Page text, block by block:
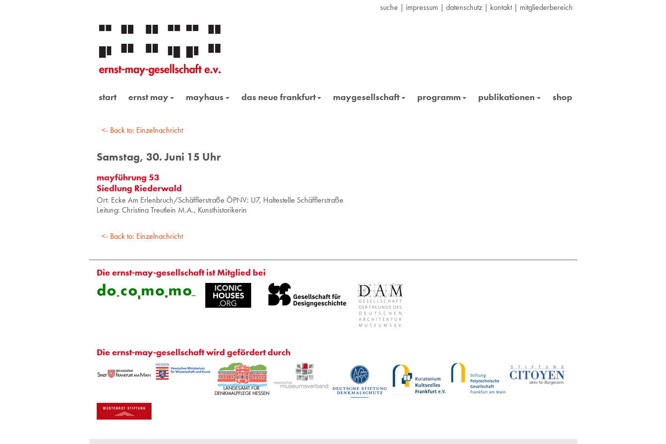
suche | impressum | datenschutz | kontakt| mitgliederbereich
start ernst may mayhaus das neue frankfurt maygesellschaft programm publikationen shop
<- Back to: Einzelnachricht
Samstag, 30. Juni 15 Uhr
mayführung 53
Siedlung Riederwald
Ort: Ecke Am Er­len­bruch/Schäff­ler­stra­ße ÖPNV: U7, Hal­te­stel­le Schäff­ler­stra­ße
Lei­tung: Chris­ti­na Treut­lein M.A., Kunst­his­to­ri­ke­rin
<- Back to: Einzelnachricht
Die ernst-may-gesellschaft ist Mitglied bei
Die ernst-may-gesellschaft wird gefördert durch